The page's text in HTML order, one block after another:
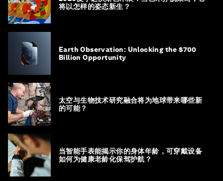
将以怎样的姿态新生？
Earth Observation: Unlocking the $700
Billion Opportunity
太空与生物技术研究融合将为地球带来哪些新
的可能？
当智能手表能揭示你的身体年龄，可穿戴设备
如何为健康老龄化保驾护航？